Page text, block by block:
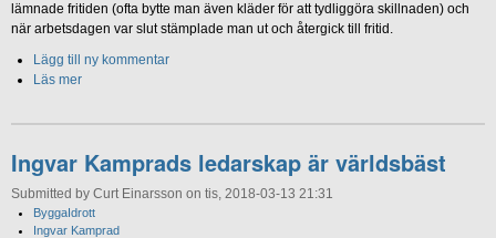
lämnade fritiden (ofta bytte man även kläder för att tydliggöra skillnaden) och
när arbetsdagen var slut stämplade man ut och återgick till fritid.
Lägg till ny kommentar
Läs mer
Ingvar Kamprads ledarskap är världsbäst
Submitted by Curt Einarsson on tis, 2018-03-13 21:31
ByggaIdrott
Ingvar Kamprad